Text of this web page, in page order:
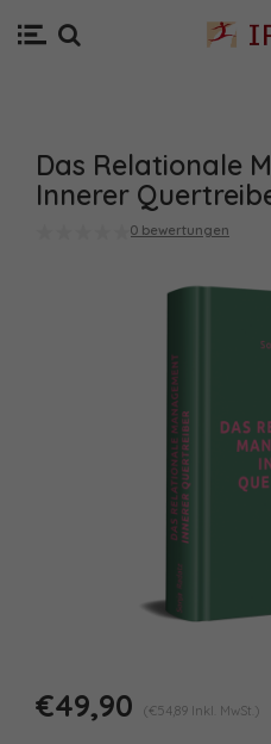
Das Relationale
Innerer
0 bewertungen
€49,90 (€54,89 Inkl. MwSt.)